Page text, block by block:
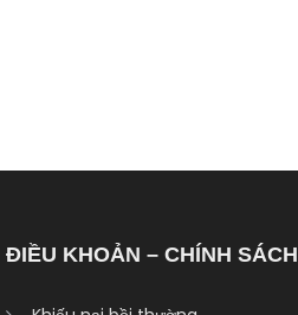
ĐIỀU KHOẢN – CHÍNH SÁCH